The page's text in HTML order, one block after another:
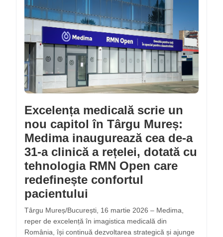
Excelența medicală scrie un
nou capitol în Târgu Mureș:
Medima inaugurează cea de-a
31-a clinică a rețelei, dotată cu
tehnologia RMN Open care
redefinește confortul
pacientului
Târgu Mureș/București, 16 martie 2026 – Medima,
reper de excelență în imagistica medicală din
România, își continuă dezvoltarea strategică și ajunge